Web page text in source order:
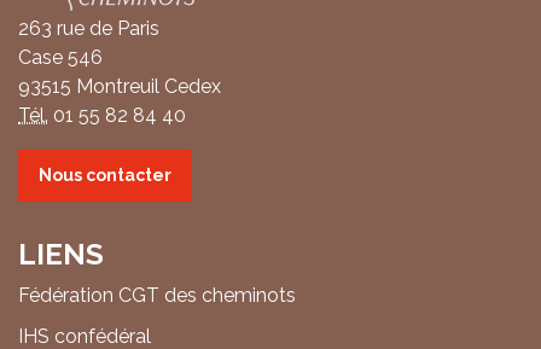
263 rue de Paris
Case 546
93515 Montreuil Cedex
Tél. 01 55 82 84 40
Nous contacter
LIENS
Fédération CGT des cheminots
IHS confédéral